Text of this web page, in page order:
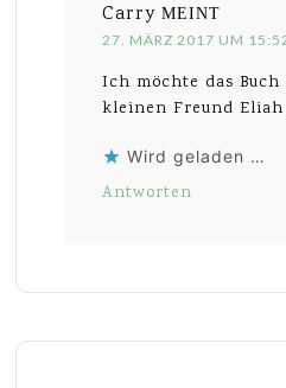
Carry MEINT
27. MÄRZ 2017 UM
Ich möchte das
kleinen Freund
Wird geladen …
Antworten